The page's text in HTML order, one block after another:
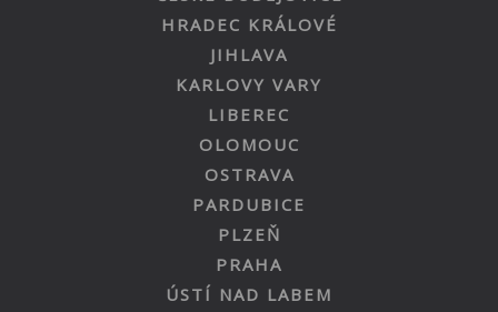
HRADEC KRÁLOVÉ
JIHLAVA
KARLOVY VARY
LIBEREC
OLOMOUC
OSTRAVA
PARDUBICE
PLZEŇ
PRAHA
ÚSTÍ NAD LABEM